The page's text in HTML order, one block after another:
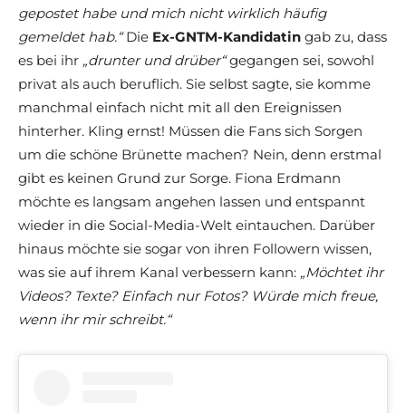
gepostet habe und mich nicht wirklich häufig
gemeldet hab.“Die Ex-GNTM-Kandidatin gab zu, dass
es bei ihr „drunter und drüber“gegangen sei, sowohl
privat als auch beruflich. Sie selbst sagte, sie komme
manchmal einfach nicht mit all den Ereignissen
hinterher. Kling ernst! Müssen die Fans sich Sorgen
um die schöne Brünette machen? Nein, denn erstmal
gibt es keinen Grund zur Sorge. Fiona Erdmann
möchte es langsam angehen lassen und entspannt
wieder in die Social-Media-Welt eintauchen. Darüber
hinaus möchte sie sogar von ihren Followern wissen,
was sie auf ihrem Kanal verbessern kann: „Möchtet ihr
Videos? Texte? Einfach nur Fotos? Würde mich freue,
wenn ihr mir schreibt.“